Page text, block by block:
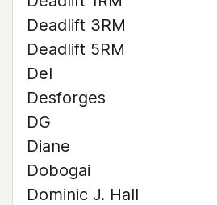
Deadlift 3RM
Deadlift 5RM
Del
Desforges
DG
Diane
Dobogai
Dominic J. Hall